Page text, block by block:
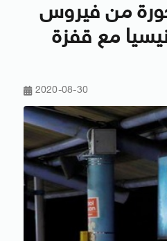
من فيروس
مع قفزة
2020-08-30